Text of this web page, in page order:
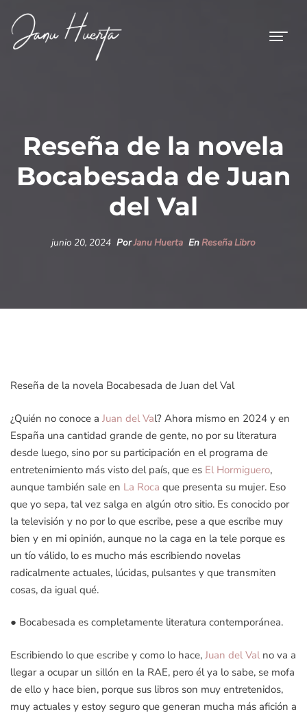
Reseña de la novela
Bocabesada de Juan
del Val
junio 20, 2024 PorJanu Huerta EnReseña Libro
Reseña de la novela Bocabesada de Juan del Val
¿Quién no conoce a Juan del Val? Ahora mismo en 2024 y en
España una cantidad grande de gente, no por su literatura
desde luego, sino por su participación en el programa de
entretenimiento más visto del país, que es El Hormiguero,
aunque también sale en La Roca que presenta su mujer. Eso
que yo sepa, tal vez salga en algún otro sitio. Es conocido por
la televisión y no por lo que escribe, pese a que escribe muy
bien y en mi opinión, aunque no la caga en la tele porque es
un tío válido, lo es mucho más escribiendo novelas
radicalmente actuales, lúcidas, pulsantes y que transmiten
cosas, da igual qué.
● Bocabesada es completamente literatura contemporánea.
Escribiendo lo que escribe y como lo hace, Juan del Valno va a
llegar a ocupar un sillón en la RAE, pero él ya lo sabe, se mofa
de ello y hace bien, porque sus libros son muy entretenidos,
muy actuales y estoy seguro que generan mucha más afición a